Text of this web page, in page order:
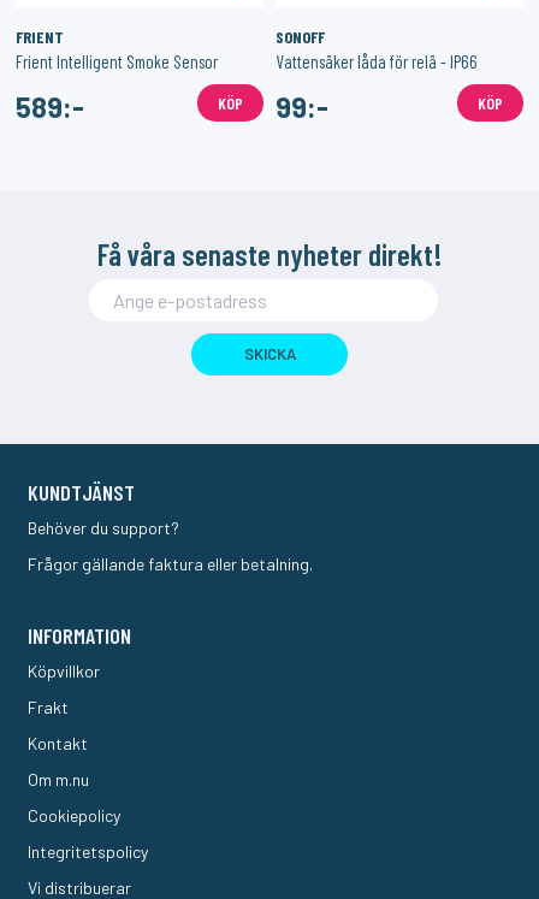
FRIENT
Frient Intelligent Smoke Sensor
589:- KÖP
SONOFF
Vattensäker låda för relä - IP66
99:- KÖP
Få våra senaste nyheter direkt!
SKICKA
KUNDTJÄNST
Behöver du support?
Frågor gällande faktura eller betalning.
INFORMATION
Köpvillkor
Frakt
Kontakt
Om m.nu
Cookiepolicy
Integritetspolicy
Vi distribuerar